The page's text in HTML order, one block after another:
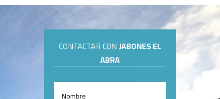
CONTACTAR CONJABONES EL
ABRA